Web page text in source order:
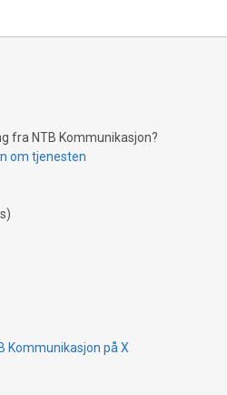
fra NTB Kommunikasjon?
om tjenesten
Kommunikasjon på X